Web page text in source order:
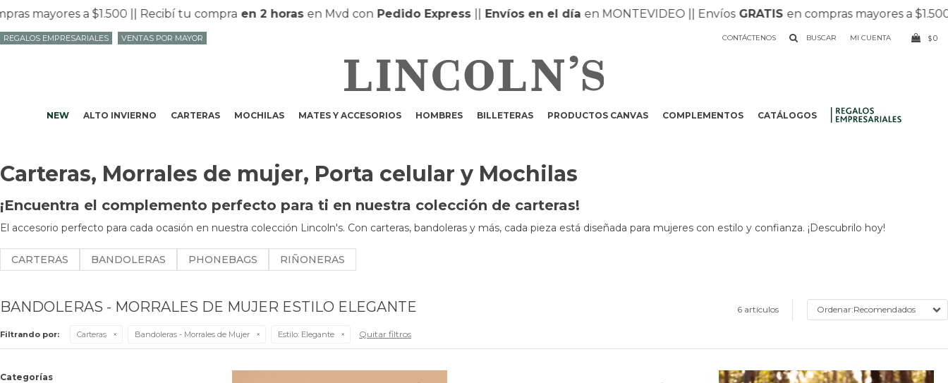
mayores a $1.500 || Recibí tu compraen 2 horasen Mvd con Pedido Express||Envíos en el día en MONTEVIDEO || EnvíosGRATISen compras mayores a $1.500 ||
NEW ALTO INVIERNO CARTERAS MOCHILAS MATES Y ACCESORIOS HOMBRES BILLETERAS PRODUCTOS CANVAS COMPLEMENTOS CATÁLOGOS
CONTÁCTENOS $0
REGALOS EMPRESARIALES VENTAS POR MAYOR
Carteras, Morrales de mujer, Porta celular y Mochilas
¡Encuentra el complemento perfecto para ti en nuestra colección de carteras!
El accesorio perfecto para cada ocasión en nuestra colección Lincoln's. Con carteras, bandoleras y más, cada pieza está diseñada para mujeres con estilo y confianza. ¡Descubrilo hoy!
CARTERAS BANDOLERAS PHONEBAGS RIÑONERAS
BANDOLERAS - MORRALES DE MUJER ESTILO ELEGANTE 6 artículos Recomendados
Filtrando por: Carteras Bandoleras - Morrales de Mujer Estilo: Elegante Quitar filtros
Categorías